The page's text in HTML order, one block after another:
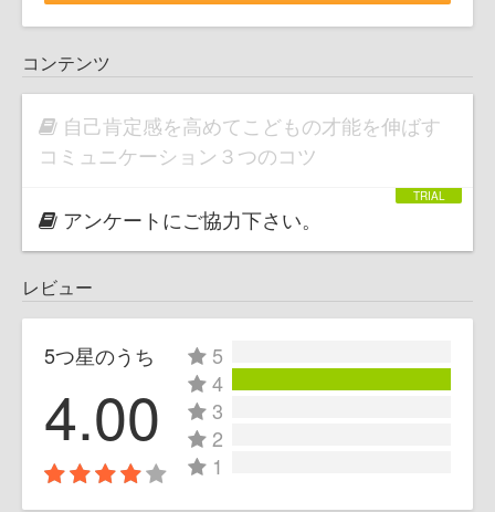
コンテンツ
自己肯定感を高めてこどもの才能を伸ばす
コミュニケーション３つのコツ
アンケートにご協力下さい。
レビュー
5つ星のうち
4.00
5
4
3
2
1